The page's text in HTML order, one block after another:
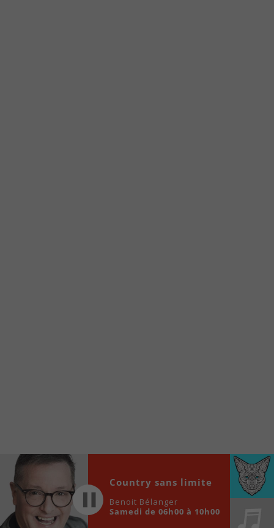
Audio
00:00
Country sans limite
Benoit Bélanger
Samedi de 06h00 à 10h00